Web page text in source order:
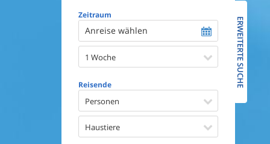
Zeitraum
Anreise wählen
1 Woche
Reisende
Personen
Haustiere
Ausstattung
Whirlpool
ERWEITERTE SUCHE